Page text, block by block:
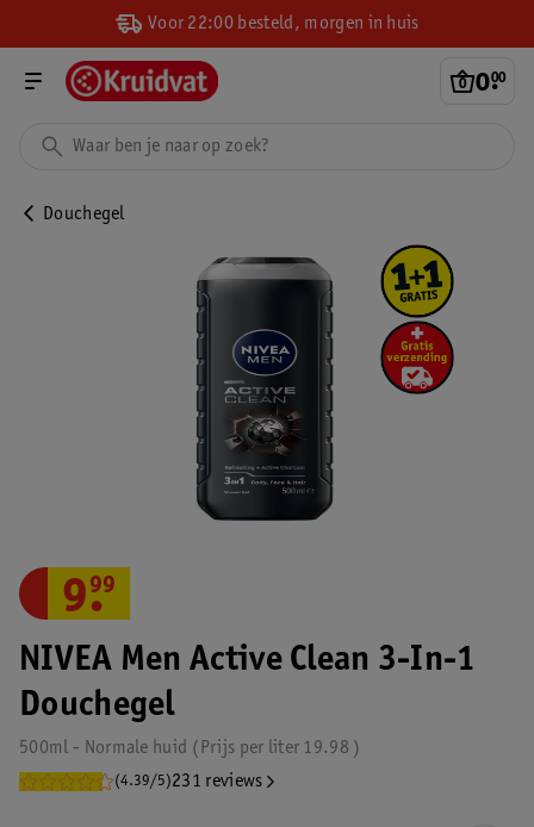
Voor 22:00 besteld, morgen in huis
0.
00
Douchegel
NIVEA Men Active Clean 3-In-1
Douchegel
500ml - Normale huid 19.98
Prijs per liter
(4.39/5)231 reviews
9.
99